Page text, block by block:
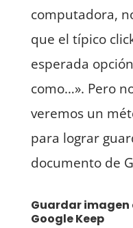
computadora,
que el típico
esperada
como…». Pero
veremos un
para lograr
documento de
Guardar
Google Keep